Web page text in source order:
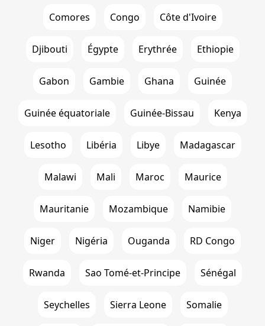
Comores Congo Côte d'Ivoire
Djibouti Égypte Erythrée Ethiopie
Gabon Gambie Ghana Guinée
Guinée équatoriale Guinée-Bissau Kenya
Lesotho Libéria Libye Madagascar
Malawi Mali Maroc Maurice
Mauritanie Mozambique Namibie
Niger Nigéria Ouganda RD Congo
Rwanda Sao Tomé-et-Principe Sénégal
Seychelles Sierra Leone Somalie